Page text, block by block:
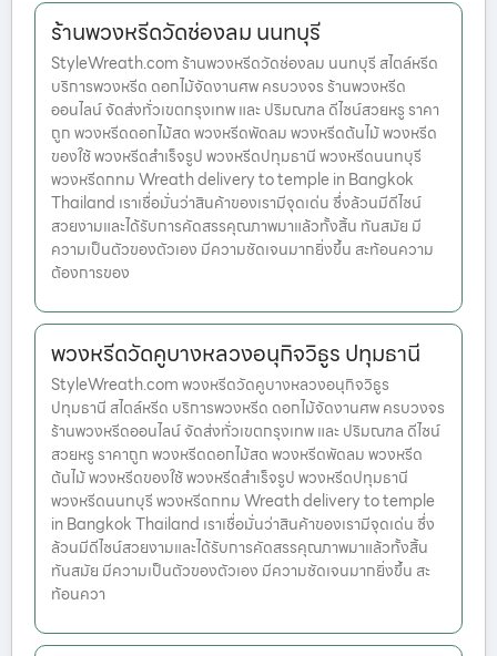
ร้านพวงหรีดวัดช่องลม นนทบุรี
StyleWreath.com ร้านพวงหรีดวัดช่องลม นนทบุรี สไตล์หรีด
บริการพวงหรีด ดอกไม้จัดงานศพ ครบวงจร ร้านพวงหรีด
ออนไลน์ จัดส่งทั่วเขตกรุงเทพ และ ปริมณฑล ดีไซน์สวยหรู ราคา
ถูก พวงหรีดดอกไม้สด พวงหรีดพัดลม พวงหรีดต้นไม้ พวงหรีด
ของใช้ พวงหรีดสำเร็จรูป พวงหรีดปทุมธานี พวงหรีดนนทบุรี
พวงหรีดกทม Wreath delivery to temple in Bangkok
Thailand เราเชื่อมั่นว่าสินค้าของเรามีจุดเด่น ซึ่งล้วนมีดีไซน์
สวยงามและได้รับการคัดสรรคุณภาพมาแล้วทั้งสิ้น ทันสมัย มี
ความเป็นตัวของตัวเอง มีความชัดเจนมากยิ่งขึ้น สะท้อนความ
ต้องการของ
พวงหรีดวัดคูบางหลวงอนุกิจวิธูร ปทุมธานี
StyleWreath.com พวงหรีดวัดคูบางหลวงอนุกิจวิธูร
ปทุมธานี สไตล์หรีด บริการพวงหรีด ดอกไม้จัดงานศพ ครบวงจร
ร้านพวงหรีดออนไลน์ จัดส่งทั่วเขตกรุงเทพ และ ปริมณฑล ดีไซน์
สวยหรู ราคาถูก พวงหรีดดอกไม้สด พวงหรีดพัดลม พวงหรีด
ต้นไม้ พวงหรีดของใช้ พวงหรีดสำเร็จรูป พวงหรีดปทุมธานี
พวงหรีดนนทบุรี พวงหรีดกทม Wreath delivery to temple
in Bangkok Thailand เราเชื่อมั่นว่าสินค้าของเรามีจุดเด่น ซึ่ง
ล้วนมีดีไซน์สวยงามและได้รับการคัดสรรคุณภาพมาแล้วทั้งสิ้น
ทันสมัย มีความเป็นตัวของตัวเอง มีความชัดเจนมากยิ่งขึ้น สะ
ท้อนควา